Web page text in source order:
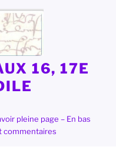
16, 17E
pleine page – En bas
commentaires